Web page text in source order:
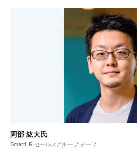
阿部 紘大氏
SmartHR セールスグループ チーフ